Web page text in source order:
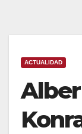
ACTUALIDAD